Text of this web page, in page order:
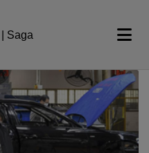
| Saga